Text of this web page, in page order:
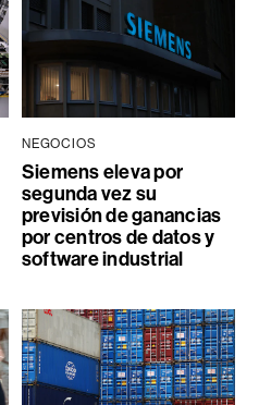
NEGOCIOS
Siemens eleva por
segunda vez su
previsión de ganancias
por centros de datos y
software industrial